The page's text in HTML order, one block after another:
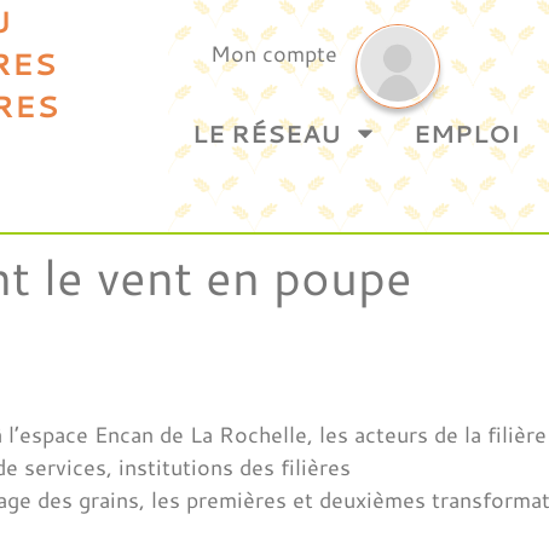
Mon compte
LE RÉSEAU EMPLOI
le vent en poupe
Encan de La Rochelle, les acteurs de la
services, institutions des filières
des grains, les premières et deuxièmes